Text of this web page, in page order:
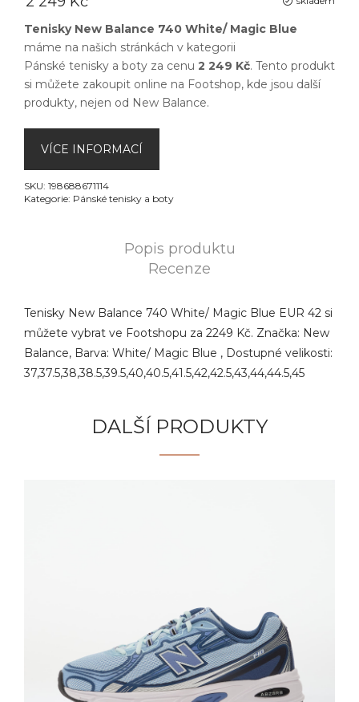
Tenisky New Balance 740 White/ Magic Blue
máme na našich stránkách v kategorii
Pánské tenisky a boty za cenu 2 249 Kč. Tento produkt
si můžete zakoupit online na Footshop, kde jsou další
produkty, nejen od New Balance.
VÍCE INFORMACÍ
SKU: 198688671114
Kategorie: Pánské tenisky a boty
Popis produktu
Recenze
Tenisky New Balance 740 White/ Magic Blue EUR 42 si
můžete vybrat ve Footshopu za 2249 Kč. Značka: New
Balance, Barva: White/ Magic Blue , Dostupné velikosti:
37,37.5,38,38.5,39.5,40,40.5,41.5,42,42.5,43,44,44.5,45
DALŠÍ PRODUKTY